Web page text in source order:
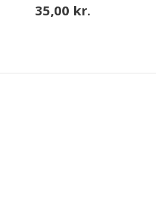
35,00 kr.